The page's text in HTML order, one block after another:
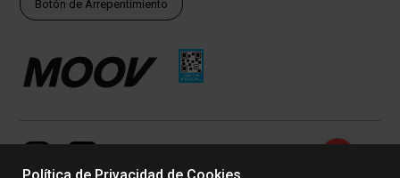
Botón de Arrepentimiento